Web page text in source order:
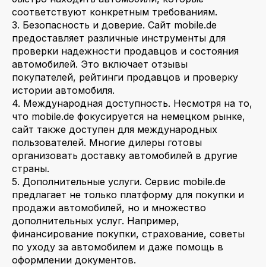
соответствуют конкретным требованиям.
3. Безопасность и доверие. Сайт mobile.de
предоставляет различные инструменты для
проверки надежности продавцов и состояния
автомобилей. Это включает отзывы
покупателей, рейтинги продавцов и проверку
истории автомобиля.
4. Международная доступность. Несмотря на то,
что mobile.de фокусируется на немецком рынке,
сайт также доступен для международных
пользователей. Многие дилеры готовы
организовать доставку автомобилей в другие
страны.
5. Дополнительные услуги. Сервис mobile.de
предлагает не только платформу для покупки и
продажи автомобилей, но и множество
дополнительных услуг. Например,
финансирование покупки, страхование, советы
по уходу за автомобилем и даже помощь в
оформлении документов.